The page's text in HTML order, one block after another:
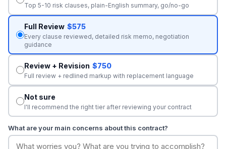
Top 5-10 risk clauses, plain-English summary, go/no-go
Full Review $575
Every clause reviewed, detailed risk memo, negotiation
guidance
Review + Revision $750
Full review + redlined markup with replacement language
Not sure
I'll recommend the right tier after reviewing your contract
What are your main concerns about this contract?